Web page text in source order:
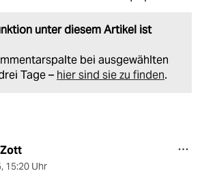
unter diesem Artikel ist
bei ausgewählten
Tage – hier sind sie zu finden.
, 15:20 Uhr